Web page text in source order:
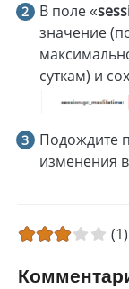
В поле «
значение
суткам) и
Подождите
изменения
(1)